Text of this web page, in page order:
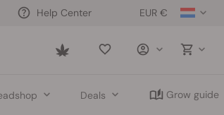
EUR €
Help Center
Saved
Deals Grow guide